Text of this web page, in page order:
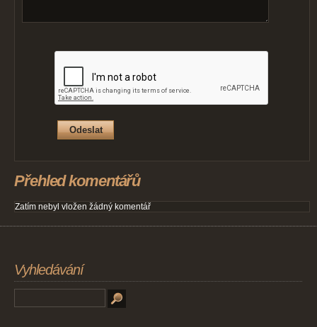
Přehled komentářů
Zatím nebyl vložen žádný komentář
Vyhledávání